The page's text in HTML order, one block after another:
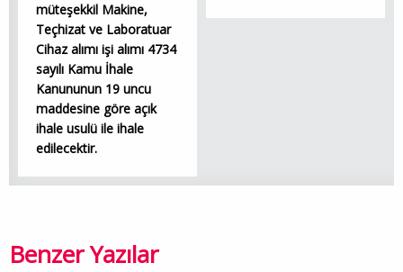
müteşekkil Makine,
Teçhizat ve Laboratuar
Cihaz alımı işi alımı 4734
sayılı Kamu İhale
Kanununun 19 uncu
maddesine göre açık
ihale usulü ile ihale
edilecektir.
Benzer Yazılar